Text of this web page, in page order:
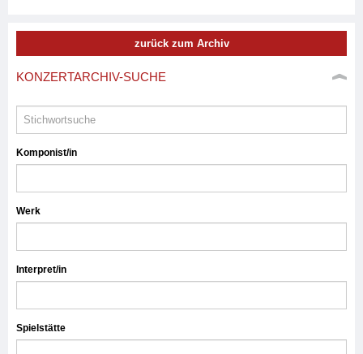
zurück zum Archiv
KONZERTARCHIV-SUCHE
Komponist/in
Werk
Interpret/in
Spielstätte